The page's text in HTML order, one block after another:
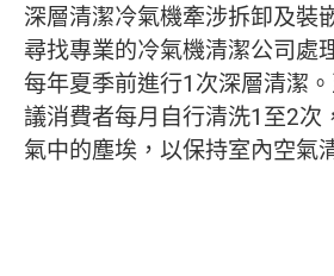
深層清潔冷氣機牽涉拆卸及裝
尋找專業的冷氣機清潔公司處
每年夏季前進行1次深層清潔
議消費者每月自行清洗1至2次
氣中的塵埃，以保持室內空氣